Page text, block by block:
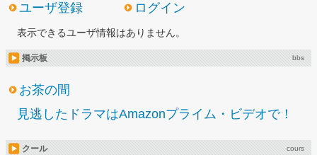
ユーザ登録 ログイン
表示できるユーザ情報はありません。
掲示板 bbs
お茶の間
見逃したドラマはAmazonプライム・ビデオで！
クール cours